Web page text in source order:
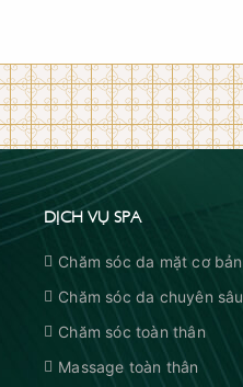
DỊCH VỤ SPA
Chăm sóc da mặt cơ bản
Chăm sóc da chuyên sâu
Chăm sóc toàn thân
Massage toàn thân